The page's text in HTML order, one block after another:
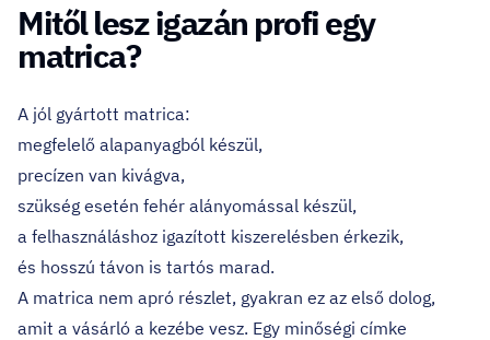
Mitől lesz igazán profi egy
matrica?
A jól gyártott matrica:
megfelelő alapanyagból készül,
precízen van kivágva,
szükség esetén fehér alányomással készül,
a felhasználáshoz igazított kiszerelésben érkezik,
és hosszú távon is tartós marad.
A matrica nem apró részlet, gyakran ez az első dolog,
amit a vásárló a kezébe vesz. Egy minőségi címke